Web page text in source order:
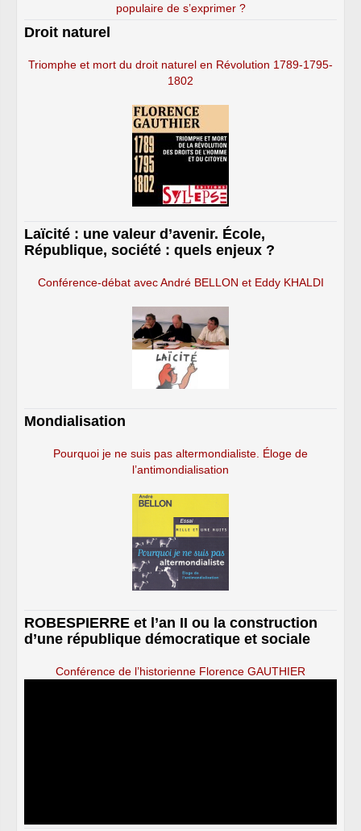
populaire de s’exprimer ?
Droit naturel
Triomphe et mort du droit naturel en Révolution 1789-1795-
1802
Laïcité : une valeur d’avenir. École,
République, société : quels enjeux ?
Conférence-débat avec André BELLON et Eddy KHALDI
Mondialisation
Pourquoi je ne suis pas altermondialiste. Éloge de
l’antimondialisation
ROBESPIERRE et l’an II ou la construction
d’une république démocratique et sociale
Conférence de l’historienne Florence GAUTHIER